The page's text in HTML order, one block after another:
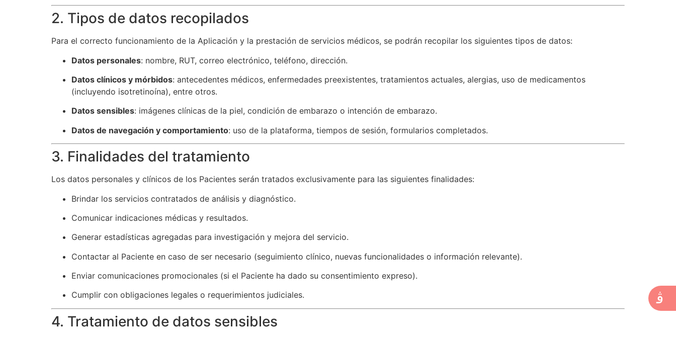
2. Tipos de datos recopilados
Para el correcto funcionamiento de la Aplicación y la prestación de servicios médicos, se podrán recopilar los siguientes tipos de datos:
Datos personales: nombre, RUT, correo electrónico, teléfono, dirección.
Datos clínicos y mórbidos: antecedentes médicos, enfermedades preexistentes, tratamientos actuales, alergias, uso de medicamentos
(incluyendo isotretinoína), entre otros.
Datos sensibles: imágenes clínicas de la piel, condición de embarazo o intención de embarazo.
Datos de navegación y comportamiento: uso de la plataforma, tiempos de sesión, formularios completados.
3. Finalidades del tratamiento
Los datos personales y clínicos de los Pacientes serán tratados exclusivamente para las siguientes finalidades:
Brindar los servicios contratados de análisis y diagnóstico.
Comunicar indicaciones médicas y resultados.
Generar estadísticas agregadas para investigación y mejora del servicio.
Contactar al Paciente en caso de ser necesario (seguimiento clínico, nuevas funcionalidades o información relevante).
Enviar comunicaciones promocionales (si el Paciente ha dado su consentimiento expreso).
Cumplir con obligaciones legales o requerimientos judiciales.
4. Tratamiento de datos sensibles